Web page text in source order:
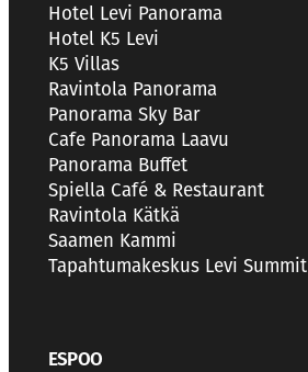
Hotel Levi Panorama
Hotel K5 Levi
K5 Villas
Ravintola Panorama
Panorama Sky Bar
Cafe Panorama Laavu
Panorama Buffet
Spiella Café & Restaurant
Ravintola Kätkä
Saamen Kammi
Tapahtumakeskus Levi Summit
ESPOO